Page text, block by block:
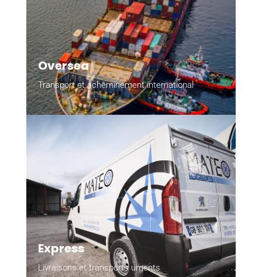
Oversea
Transport et acheminement international
Express
Livraisons et transports urgents